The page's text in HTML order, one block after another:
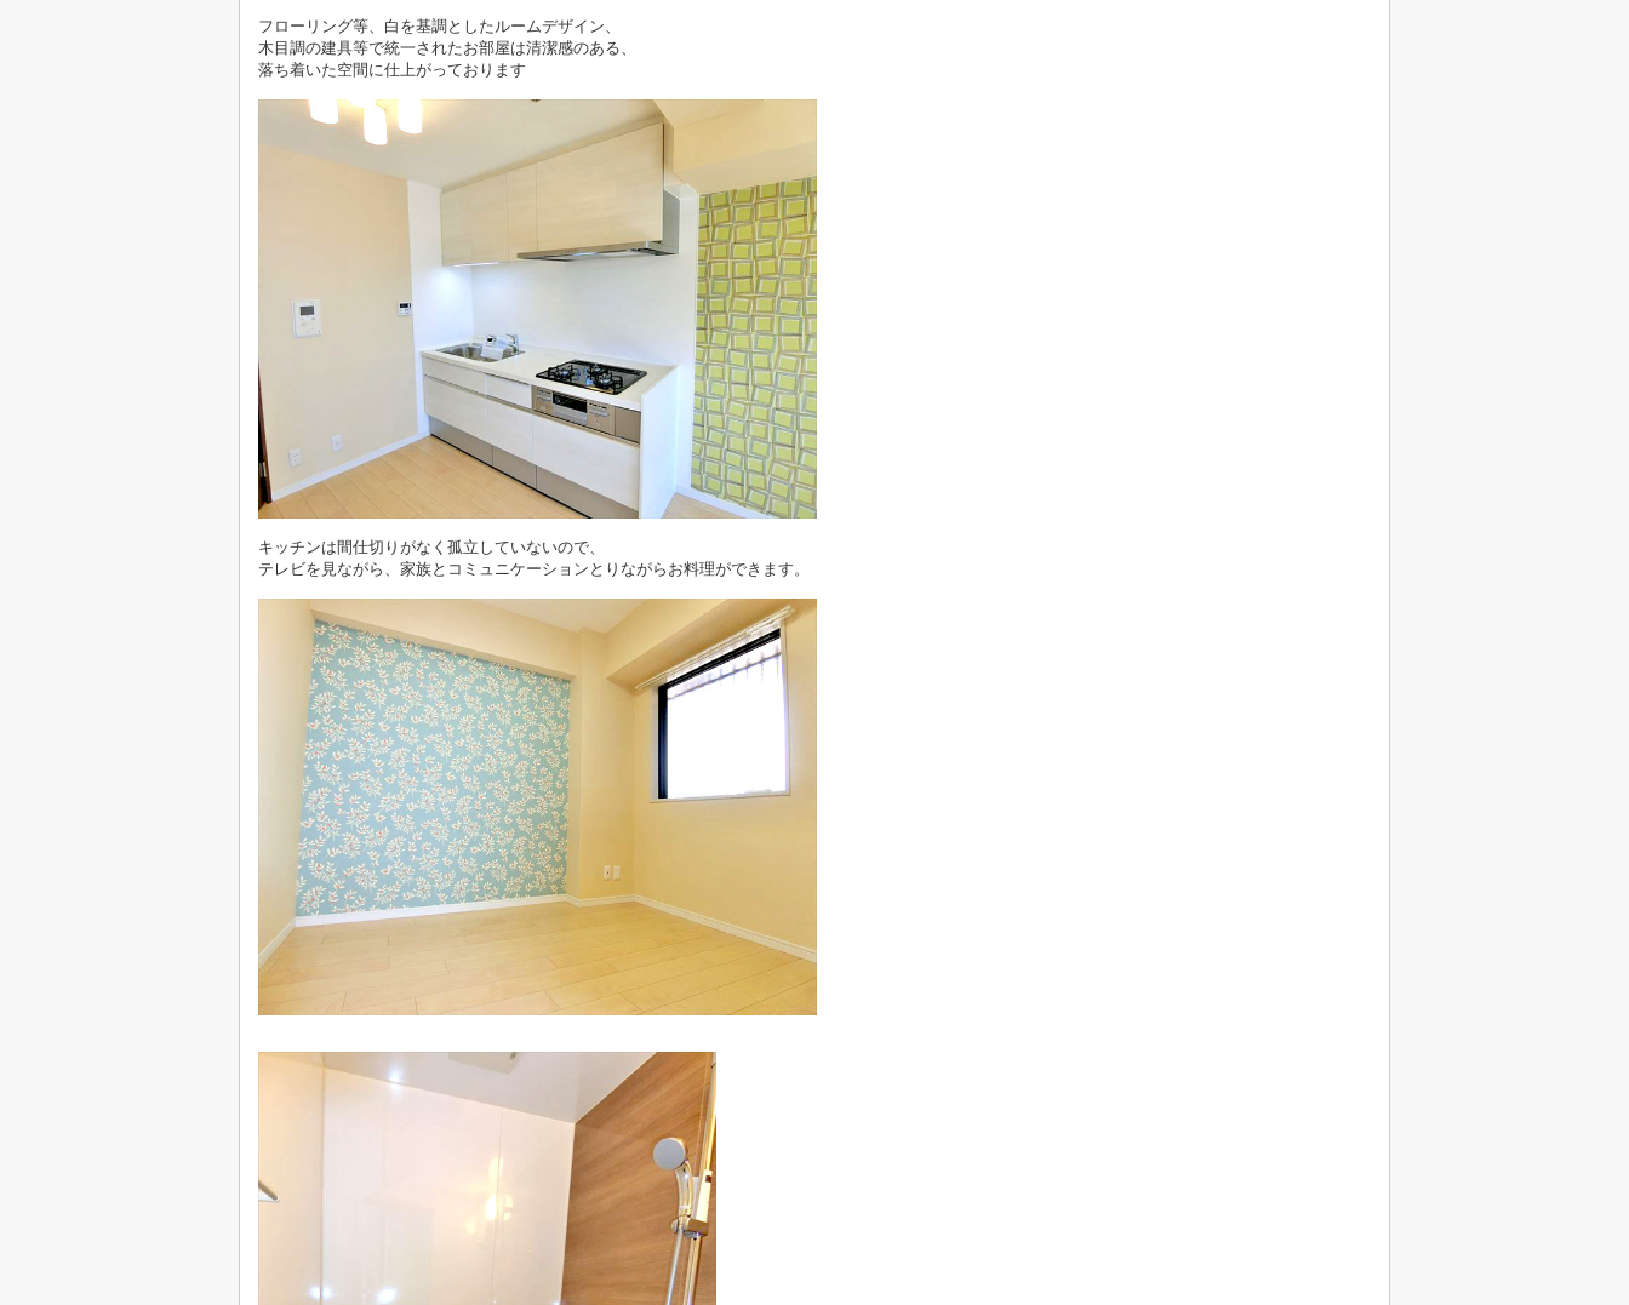
フローリング等、白を基調としたルームデザイン、
木目調の建具等で統一されたお部屋は清潔感のある、
落ち着いた空間に仕上がっております
キッチンは間仕切りがなく孤立していないので、
テレビを見ながら、家族とコミュニケーションとりながらお料理ができます。